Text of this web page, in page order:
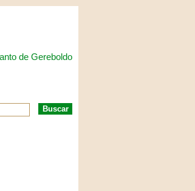
de Gereboldo